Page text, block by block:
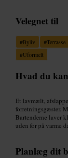
Velegnet til
#Byliv #Terrasse
#Uformelt
Hvad du
Et lavmælt,
forretningsgæster.
Bartenderne laver
uden for på varme
Planlæg dit